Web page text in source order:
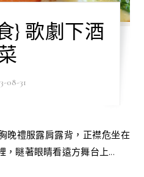
} 歌劇下酒
08-31
，瞇著眼睛看遠方舞台上...